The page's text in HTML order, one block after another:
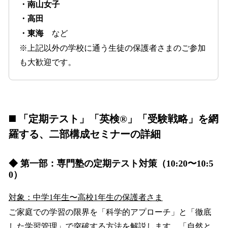
・南山女子
・高田
・東海など
※上記以外の学校に通う生徒の保護者さまのご参加
も大歓迎です。
◼️ 「定期テスト」「英検®」「受験戦略」を網
羅する、二部構成セミナーの詳細
◆ 第一部：専門塾の定期テスト対策（10:20〜10:5
0）
対象：中学1年生〜高校1年生の保護者さま
ご家庭での学習の限界を「科学的アプローチ」と「徹底
した学習管理」で突破する方法を解説します。「自然と